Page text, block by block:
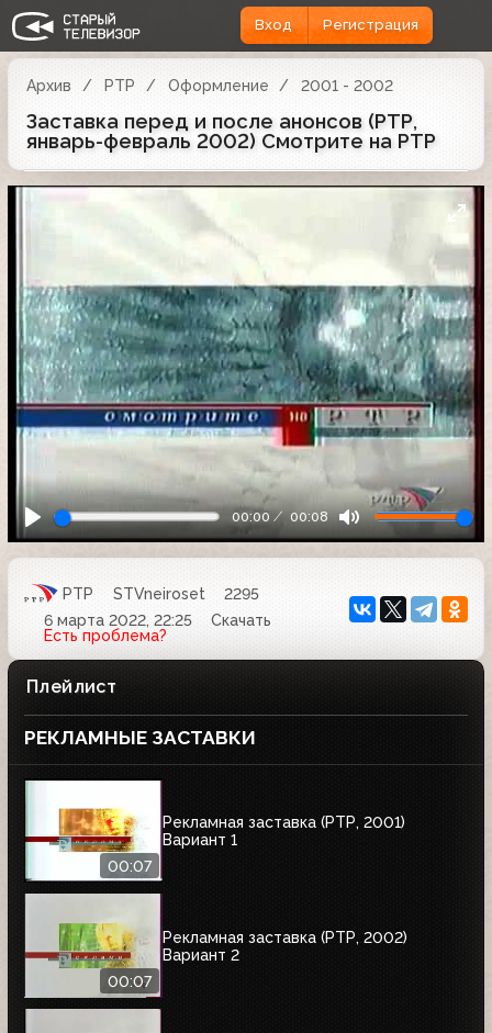
Вход Регистрация
Архив РТР Оформление 2001 - 2002
Заставка перед и после анонсов (РТР,
январь-февраль 2002) Смотрите на РТР
00:00 00:08
РТР STVneiroset
2295
6 марта 2022, 22:25
Скачать
Есть проблема?
Плейлист
РЕКЛАМНЫЕ ЗАСТАВКИ
00:07
Рекламная заставка (РТР, 2001)
Вариант 1
00:07
Рекламная заставка (РТР, 2002)
Вариант 2